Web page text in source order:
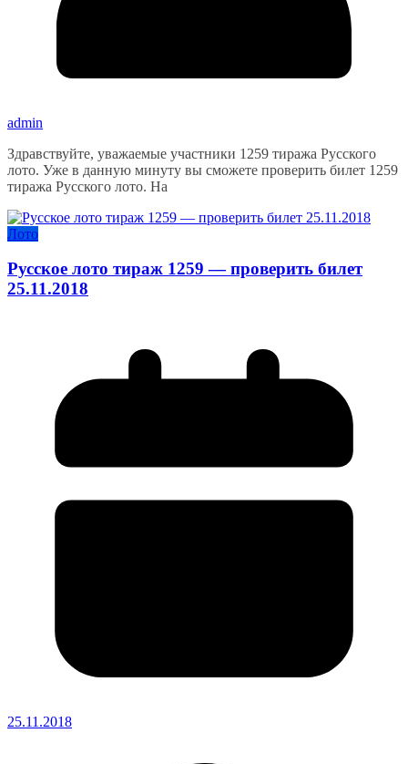
admin
Здравствуйте, уважаемые участники 1259 тиража Русского
лото. Уже в данную минуту вы сможете проверить билет 1259
тиража Русского лото. На
Лото
Русское лото тираж 1259 — проверить билет
25.11.2018
25.11.2018